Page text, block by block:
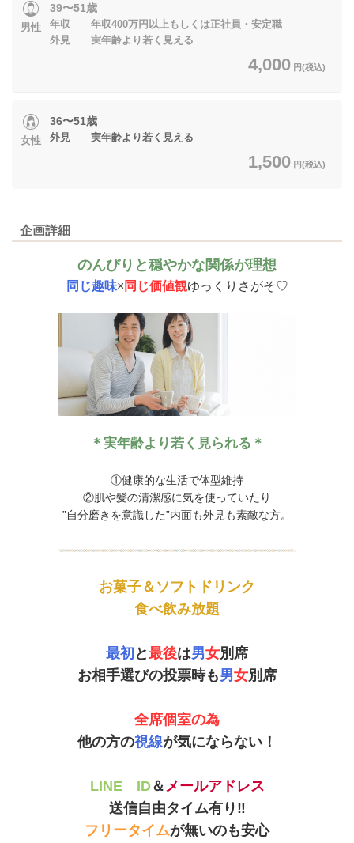
男性
39〜51歳
年収 年収400万円以上もしくは正社員・安定職
外見 実年齢より若く見える
4,000 円(税込)
女性
36〜51歳
外見 実年齢より若く見える
1,500 円(税込)
企画詳細
のんびりと穏やかな関係が理想
同じ趣味× 同じ価値観ゆっくりさがそ♡
＊実年齢より若く見られる＊
①健康的な生活で体型維持
②肌や髪の清潔感に気を使っていたり
”自分磨きを意識した”内面も外見も素敵な方。
お菓子＆ソフトドリンク
食べ飲み放題
最初 と最後は男女別席
お相手選びの投票時も男女別席
全席個室の為
他の方の視線が気にならない！
LINE ID＆ メールアドレス
送信自由タイム有り‼
フリータイムが無いのも安心